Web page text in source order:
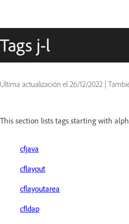
Tags j-l
Última actualización el 26/12/2022 |
This section lists tags starting with
cfjava
cflayout
cflayoutarea
cfldap